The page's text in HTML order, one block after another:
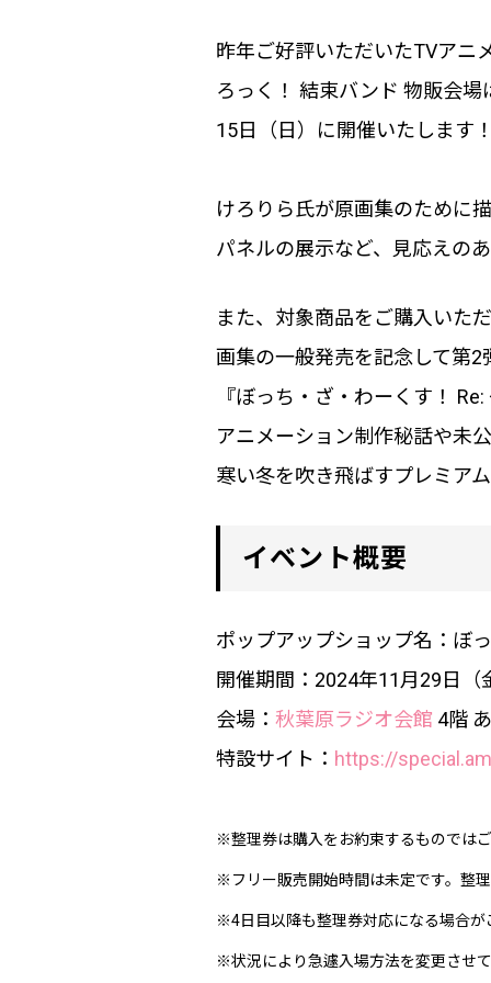
昨年ご好評いただいたTVアニ
ろっく！ 結束バンド 物販会場
15日（日）に開催いたします
けろりら氏が原画集のために
パネルの展示など、見応えの
また、対象商品をご購入いた
画集の一般発売を記念して第
『ぼっち・ざ・わーくす！
Re:
アニメーション制作秘話や未
寒い冬を吹き飛ばすプレミア
イベント概要
ポップアップショップ名：ぼ
開催期間： 2024年11月 29 日（
会場： 秋葉原ラジオ会館 4階
特設サイト： https://
※整理券は購入をお約束するものでは
※フリー販売開始時間は未定です。整
※4日目以降も整理券対応になる場合が
※状況により急遽入場方法を変更させ